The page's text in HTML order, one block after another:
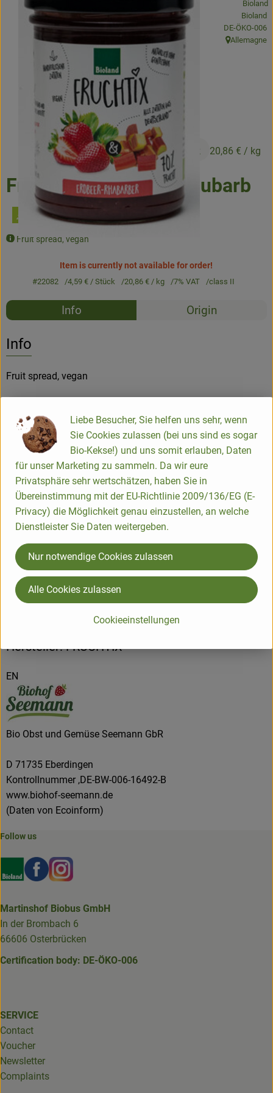
Baked goods
Natural products
Beverages
Vouchers & Gift Ideas
Delivery service
About us
News
Fruchtix strawberry rhubarb
Fruit spread, vegan
4,59 € / Stück 20,86 € / kg
Bioland
, certification
DE-ÖKO-006
, origin:
Allemagne
Item is currently not available for order!
#22082 4,59 € / Stück 20,86 € / kg 7% VAT class II
Recipes
Info Origin
Info
Fruit spread, vegan
Product information
Ingredients
Nutrition data
Product sheet
Hersteller: FRUCHTIX
EN
Bio Obst und Gemüse Seemann GbR
D 71735 Eberdingen
Kontrollnummer ,DE-BW-006-16492-B
www.biohof-seemann.de
(Daten von Ecoinform)
Follow us
Externer Link zu https://www.bioland.de/verbraucher
Externer Link zu https://www.facebook.com/
Externer Link zu https://www.instagram.com/
Martinshof Biobus GmbH
In der Brombach 6
66606 Osterbrücken
Certification body: DE-ÖKO-006
SERVICE
Contact
Voucher
Newsletter
Complaints
Liebe Besucher, Sie helfen uns sehr, wenn
Sie Cookies zulassen (bei uns sind es sogar
Bio-Kekse!) und uns somit erlauben, Daten
für unser Marketing zu sammeln. Da wir eure
Privatsphäre sehr wertschätzen, haben Sie in
Übereinstimmung mit der EU-Richtlinie 2009/136/EG (E-
Privacy) die Möglichkeit genau einzustellen, an welche
Dienstleister Sie Daten weitergeben.
Cookieeinstellungen
Nur notwendige Cookies zulassen
Alle Cookies zulassen